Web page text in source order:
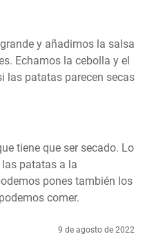
y añadimos la salsa
Echamos la cebolla y el
las patatas parecen secas
tiene que ser secado. Lo
patatas a la
pones también los
comer.
9 de agosto de 2022